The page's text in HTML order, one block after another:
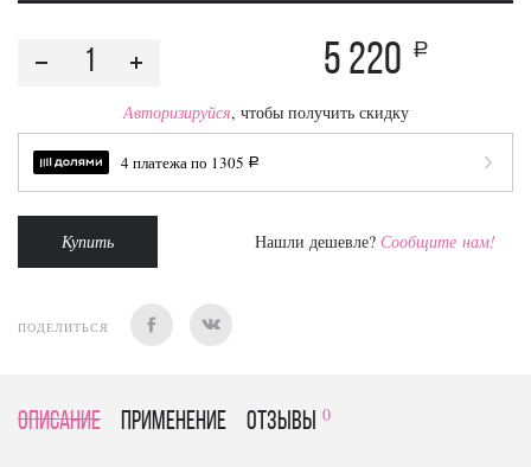
5 220 a
Авторизируйся, чтобы получить скидку
4 платежа по 1305 a
Купить Нашли дешевле? Сообщите нам!
ПОДЕЛИТЬСЯ
Описание Применение отзывы 0